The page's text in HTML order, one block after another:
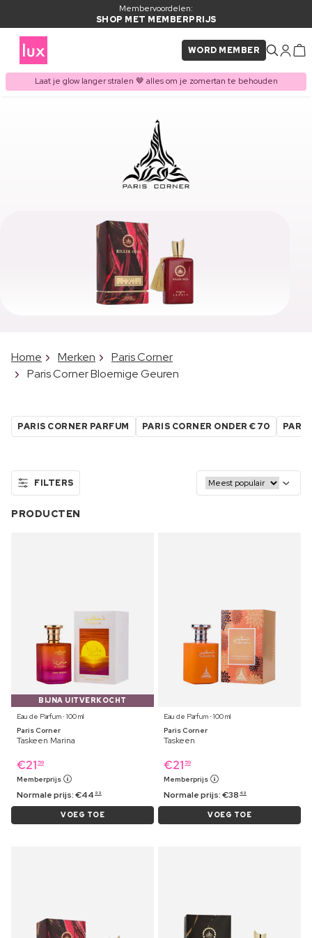
Membervoordelen:
SHOP MET MEMBERPRIJS
WORD MEMBER
Laat je glow langer stralen 🤎 alles om je zomertan te behouden
Home Merken
Paris Corner
Paris Corner Bloemige Geuren
PARIS CORNER PARFUM PARIS CORNER ONDER €70
FILTERS
PRODUCTEN
BIJNA UITVERKOCHT
Eau de Parfum ⋅ 100 ml
Paris Corner
Taskeen Marina
€21 59
Memberprijs
Normale prijs:€44 99
VOEG TOE
Eau de Parfum ⋅ 100 ml
Paris Corner
Taskeen
€21 59
Memberprijs
Normale prijs:€38 49
VOEG TOE